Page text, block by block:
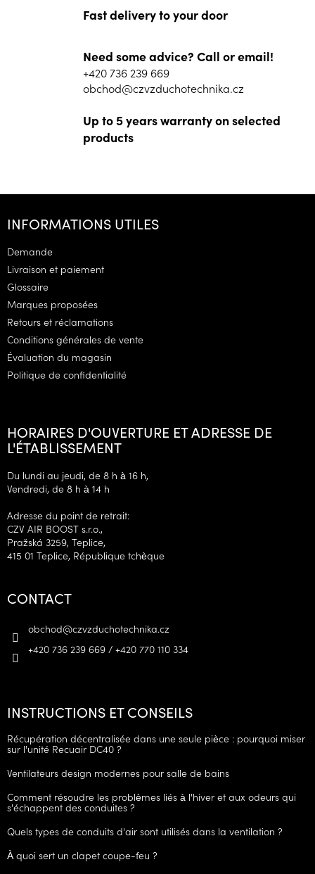
Fast delivery to your door
Need some advice? Call or email!
+420 736 239 669
obchod@czvzduchotechnika.cz
Up to 5 years warranty on selected
products
P
p
INFORMATIONS UTILES
Demande
Livraison et paiement
Glossaire
Marques proposées
Retours et réclamations
Conditions générales de vente
Évaluation du magasin
Politique de confidentialité
HORAIRES D'OUVERTURE ET ADRESSE DE
L'ÉTABLISSEMENT
Du lundi au jeudi, de 8 h à 16 h,
Vendredi, de 8 h à 14 h
Adresse du point de retrait:
CZV AIR BOOST s.r.o.,
Pražská 3259, Teplice,
415 01 Teplice, République tchèque
CONTACT
obchod@czvzduchotechnika.cz
+420 736 239 669 / +420 770 110 334
INSTRUCTIONS ET CONSEILS
Récupération décentralisée dans une seule pièce : pourquoi miser
sur l'unité Recuair DC40 ?
Ventilateurs design modernes pour salle de bains
Comment résoudre les problèmes liés à l'hiver et aux odeurs qui
s'échappent des conduites ?
Quels types de conduits d'air sont utilisés dans la ventilation ?
À quoi sert un clapet coupe-feu ?